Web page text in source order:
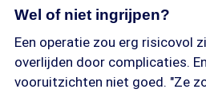
Wel of niet ingrijpen?
Een operatie zou erg risicovol
overlijden door complicaties.
vooruitzichten niet goed. "Ze